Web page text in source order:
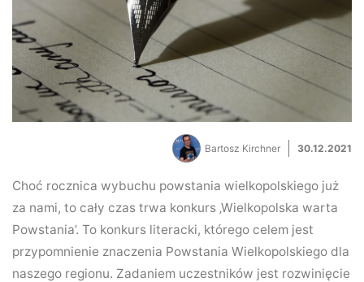
Bartosz Kirchner 30.12.2021
Choć rocznica wybuchu powstania wielkopolskiego już
za nami, to cały czas trwa konkurs ‚Wielkopolska warta
Powstania’. To konkurs literacki, którego celem jest
przypomnienie znaczenia Powstania Wielkopolskiego dla
naszego regionu. Zadaniem uczestników jest rozwinięcie